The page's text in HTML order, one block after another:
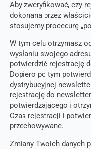
Aby zweryfikować, czy
dokonana przez
stosujemy procedurę
W tym celu otrzymasz
wysłaniu swojego
potwierdzić rejestrację
Dopiero po tym
dystrybucyjnej
rejestrację do
potwierdzającego i
Czas rejestracji i
przechowywane.
Zmiany Twoich danych